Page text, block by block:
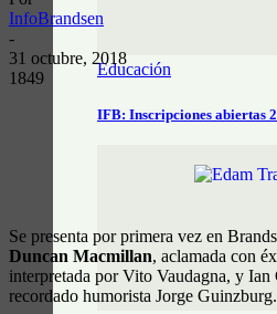
Educación
IFB: Inscripciones abiertas
InfoBrandsen
-
31 octubre, 2018
1849
Se presenta por primera vez en
Duncan Macmillan, aclamada con
interpretada por Vito Vaudagna, y
recordado humorista Jorge Guinzburg.